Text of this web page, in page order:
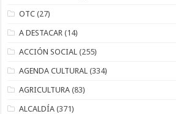
OTC (27)
A DESTACAR (14)
ACCIÓN SOCIAL (255)
AGENDA CULTURAL (334)
AGRICULTURA (83)
ALCALDÍA (371)